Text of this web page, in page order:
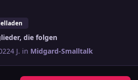
die folgen
24 J. in Midgard-Smalltalk